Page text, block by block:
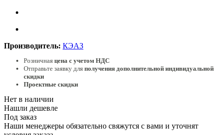
Производитель: КЭАЗ
Розничная цена с учетом НДС
Отправьте заявку для получения дополнительной индивидуальной
скидки
Проектные скидки
Нет в наличии
Нашли дешевле
Под заказ
Наши менеджеры обязательно свяжутся с вами и уточнят